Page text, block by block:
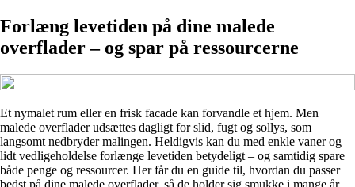
Forlæng levetiden på dine malede
overflader – og spar på ressourcerne
Et nymalet rum eller en frisk facade kan forvandle et hjem. Men
malede overflader udsættes dagligt for slid, fugt og sollys, som
langsomt nedbryder malingen. Heldigvis kan du med enkle vaner og
lidt vedligeholdelse forlænge levetiden betydeligt – og samtidig spare
både penge og ressourcer. Her får du en guide til, hvordan du passer
bedst på dine malede overflader, så de holder sig smukke i mange år.